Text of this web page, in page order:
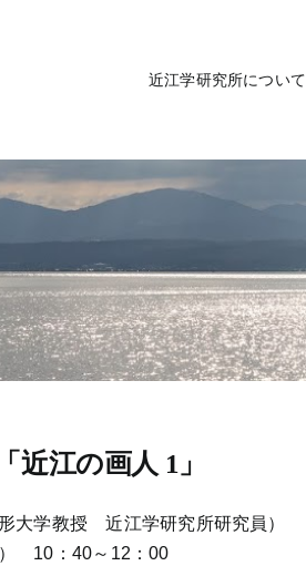
近江学研究所について
近江の画人 1」
大学教授 近江学研究所研究員）
10：40～12：00